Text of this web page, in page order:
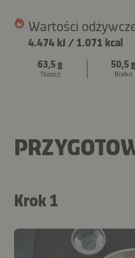
Wartości
4.474 kJ / 1.071 kcal
63,5 g
Tłuszcz
50,5 g
Białko
Krok 1